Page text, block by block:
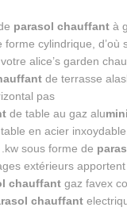
parasol chauffantà
forme cylindrique, d’où
alice’s garden
de terrasse
pas
de table au gaz alumini
en acier
sous forme de
extérieurs
chauffantgaz favex
chauffant